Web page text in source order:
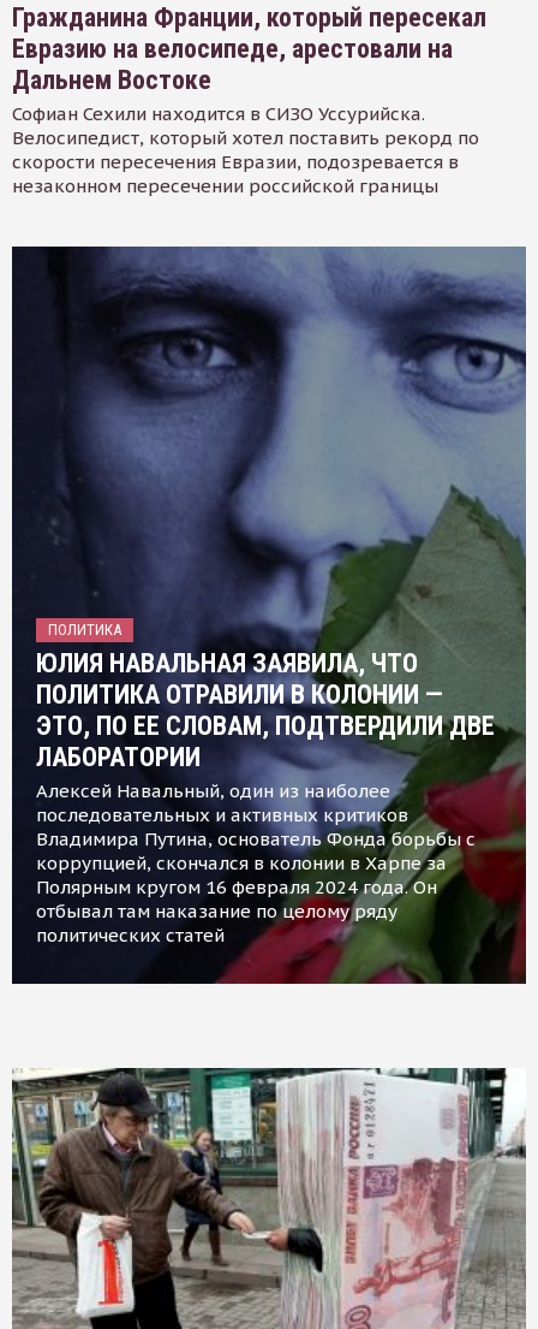
Гражданина Франции, который пересекал
Евразию на велосипеде, арестовали на
Дальнем Востоке
Софиан Сехили находится в СИЗО Уссурийска.
Велосипедист, который хотел поставить рекорд по
скорости пересечения Евразии, подозревается в
незаконном пересечении российской границы
ПОЛИТИКА
ЮЛИЯ НАВАЛЬНАЯ ЗАЯВИЛА, ЧТО
ПОЛИТИКА ОТРАВИЛИ В КОЛОНИИ —
ЭТО, ПО ЕЕ СЛОВАМ, ПОДТВЕРДИЛИ ДВЕ
ЛАБОРАТОРИИ
Алексей Навальный, один из наиболее
последовательных и активных критиков
Владимира Путина, основатель Фонда борьбы с
коррупцией, скончался в колонии в Харпе за
Полярным кругом 16 февраля 2024 года. Он
отбывал там наказание по целому ряду
политических статей